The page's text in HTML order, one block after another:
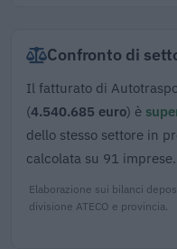
Confronto di
Il fatturato di
(4.540.685 euro) è
dello stesso settore in
calcolata su 91 imprese.
Elaborazione sui bilanci
divisione ATECO e provincia.